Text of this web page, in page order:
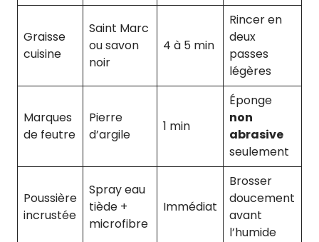
Graisse
cuisine
Saint Marc
ou savon
noir
4 à 5 min
Rincer en
deux
passes
légères
Marques
de feutre
Pierre
d’argile
1 min
Éponge
non
abrasive
seulement
Poussière
incrustée
Spray eau
tiède +
microfibre
Immédiat
Brosser
doucement
avant
l’humide